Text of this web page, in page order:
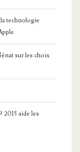
technologie
sur les choix
aide les